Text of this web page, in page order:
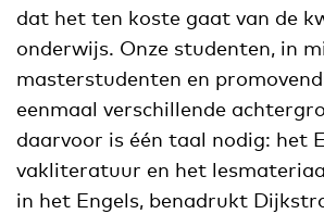
dat het ten koste gaat van de
onderwijs. Onze studenten, in
masterstudenten en
eenmaal verschillende
daarvoor is één taal nodig: het
vakliteratuur en het
in het Engels, benadrukt